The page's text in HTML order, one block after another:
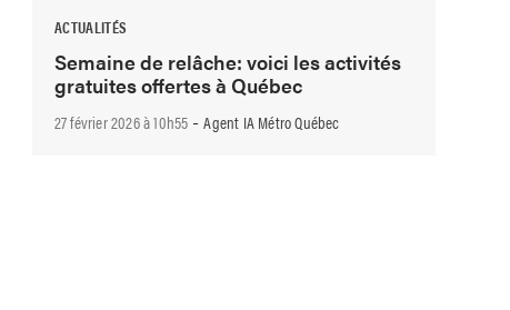
ACTUALITÉS
Semaine de relâche: voici les activités
gratuites offertes à Québec
27 février 2026 à 10h55 -Agent IA Métro Québec